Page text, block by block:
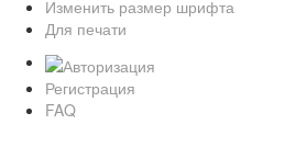
Изменить размер шрифта
Для печати
Регистрация
FAQ